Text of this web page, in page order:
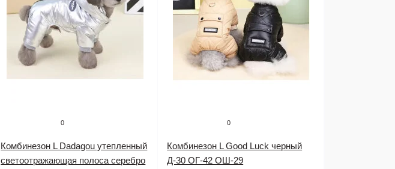
0
Комбинезон L Dadagou утепленный
светоотражающая полоса серебро
0
Комбинезон L Good Luck черный
Д-30 ОГ-42 ОШ-29